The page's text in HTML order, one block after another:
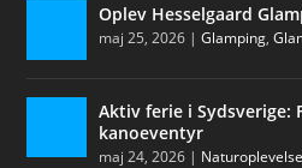
Oplev Hesselgaard
maj 25, 2026 |Glamping,
Aktiv ferie i Sydsverige:
kanoeventyr
maj 24, 2026 |